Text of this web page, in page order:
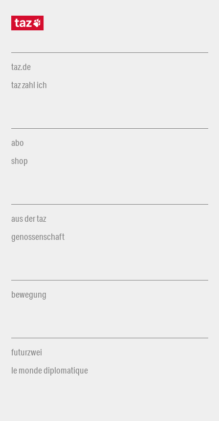
taz.de
taz zahl ich
abo
shop
aus der taz
genossenschaft
bewegung
futurzwei
le monde diplomatique